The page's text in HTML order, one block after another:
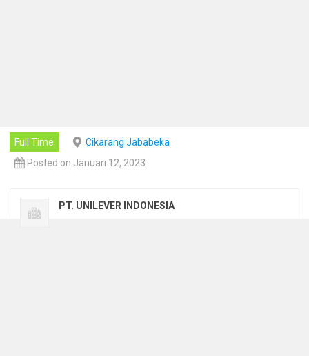
Full Time
Cikarang Jababeka
Posted on Januari 12, 2023
PT. UNILEVER INDONESIA